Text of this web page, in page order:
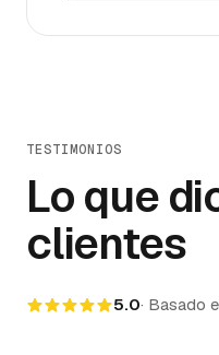
TESTIMONIOS
Lo que
clientes
5.0· Basado